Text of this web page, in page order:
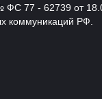
77 - 62739 от
коммуникаций РФ.